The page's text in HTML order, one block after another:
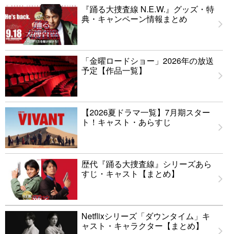
『踊る大捜査線 N.E.W.』グッズ・特
典・キャンペーン情報まとめ
「金曜ロードショー」2026年の放送
予定【作品一覧】
【2026夏ドラマ一覧】7月期スター
ト！キャスト・あらすじ
歴代『踊る大捜査線』シリーズあら
すじ・キャスト【まとめ】
Netflixシリーズ「ダウンタイム」キ
ャスト・キャラクター【まとめ】